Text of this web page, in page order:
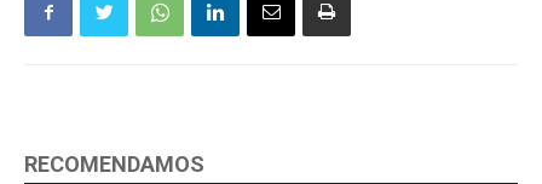
RECOMENDAMOS